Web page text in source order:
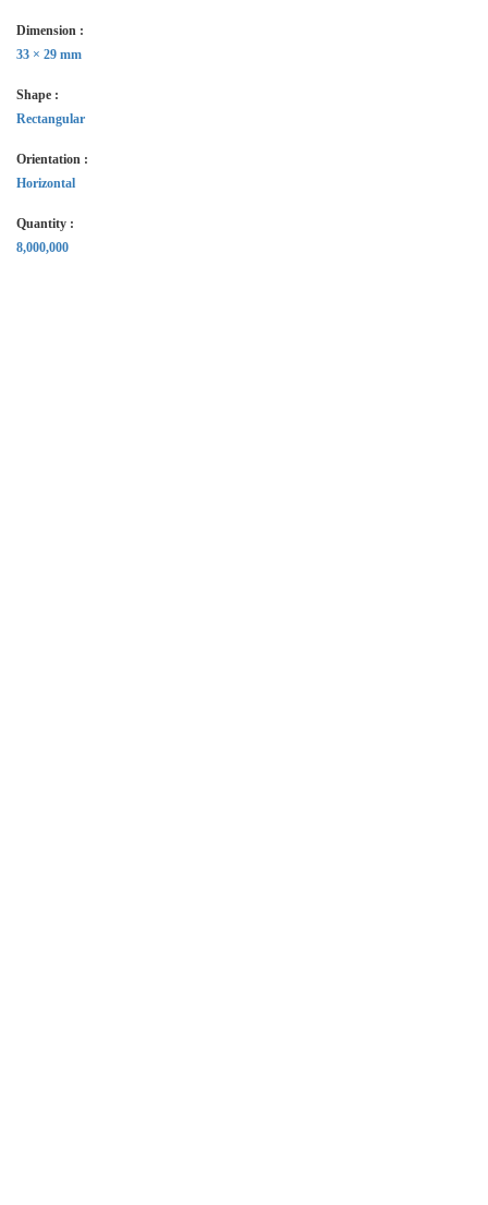
Dimension :
33 × 29 mm
Shape :
Rectangular
Orientation :
Horizontal
Quantity :
8,000,000